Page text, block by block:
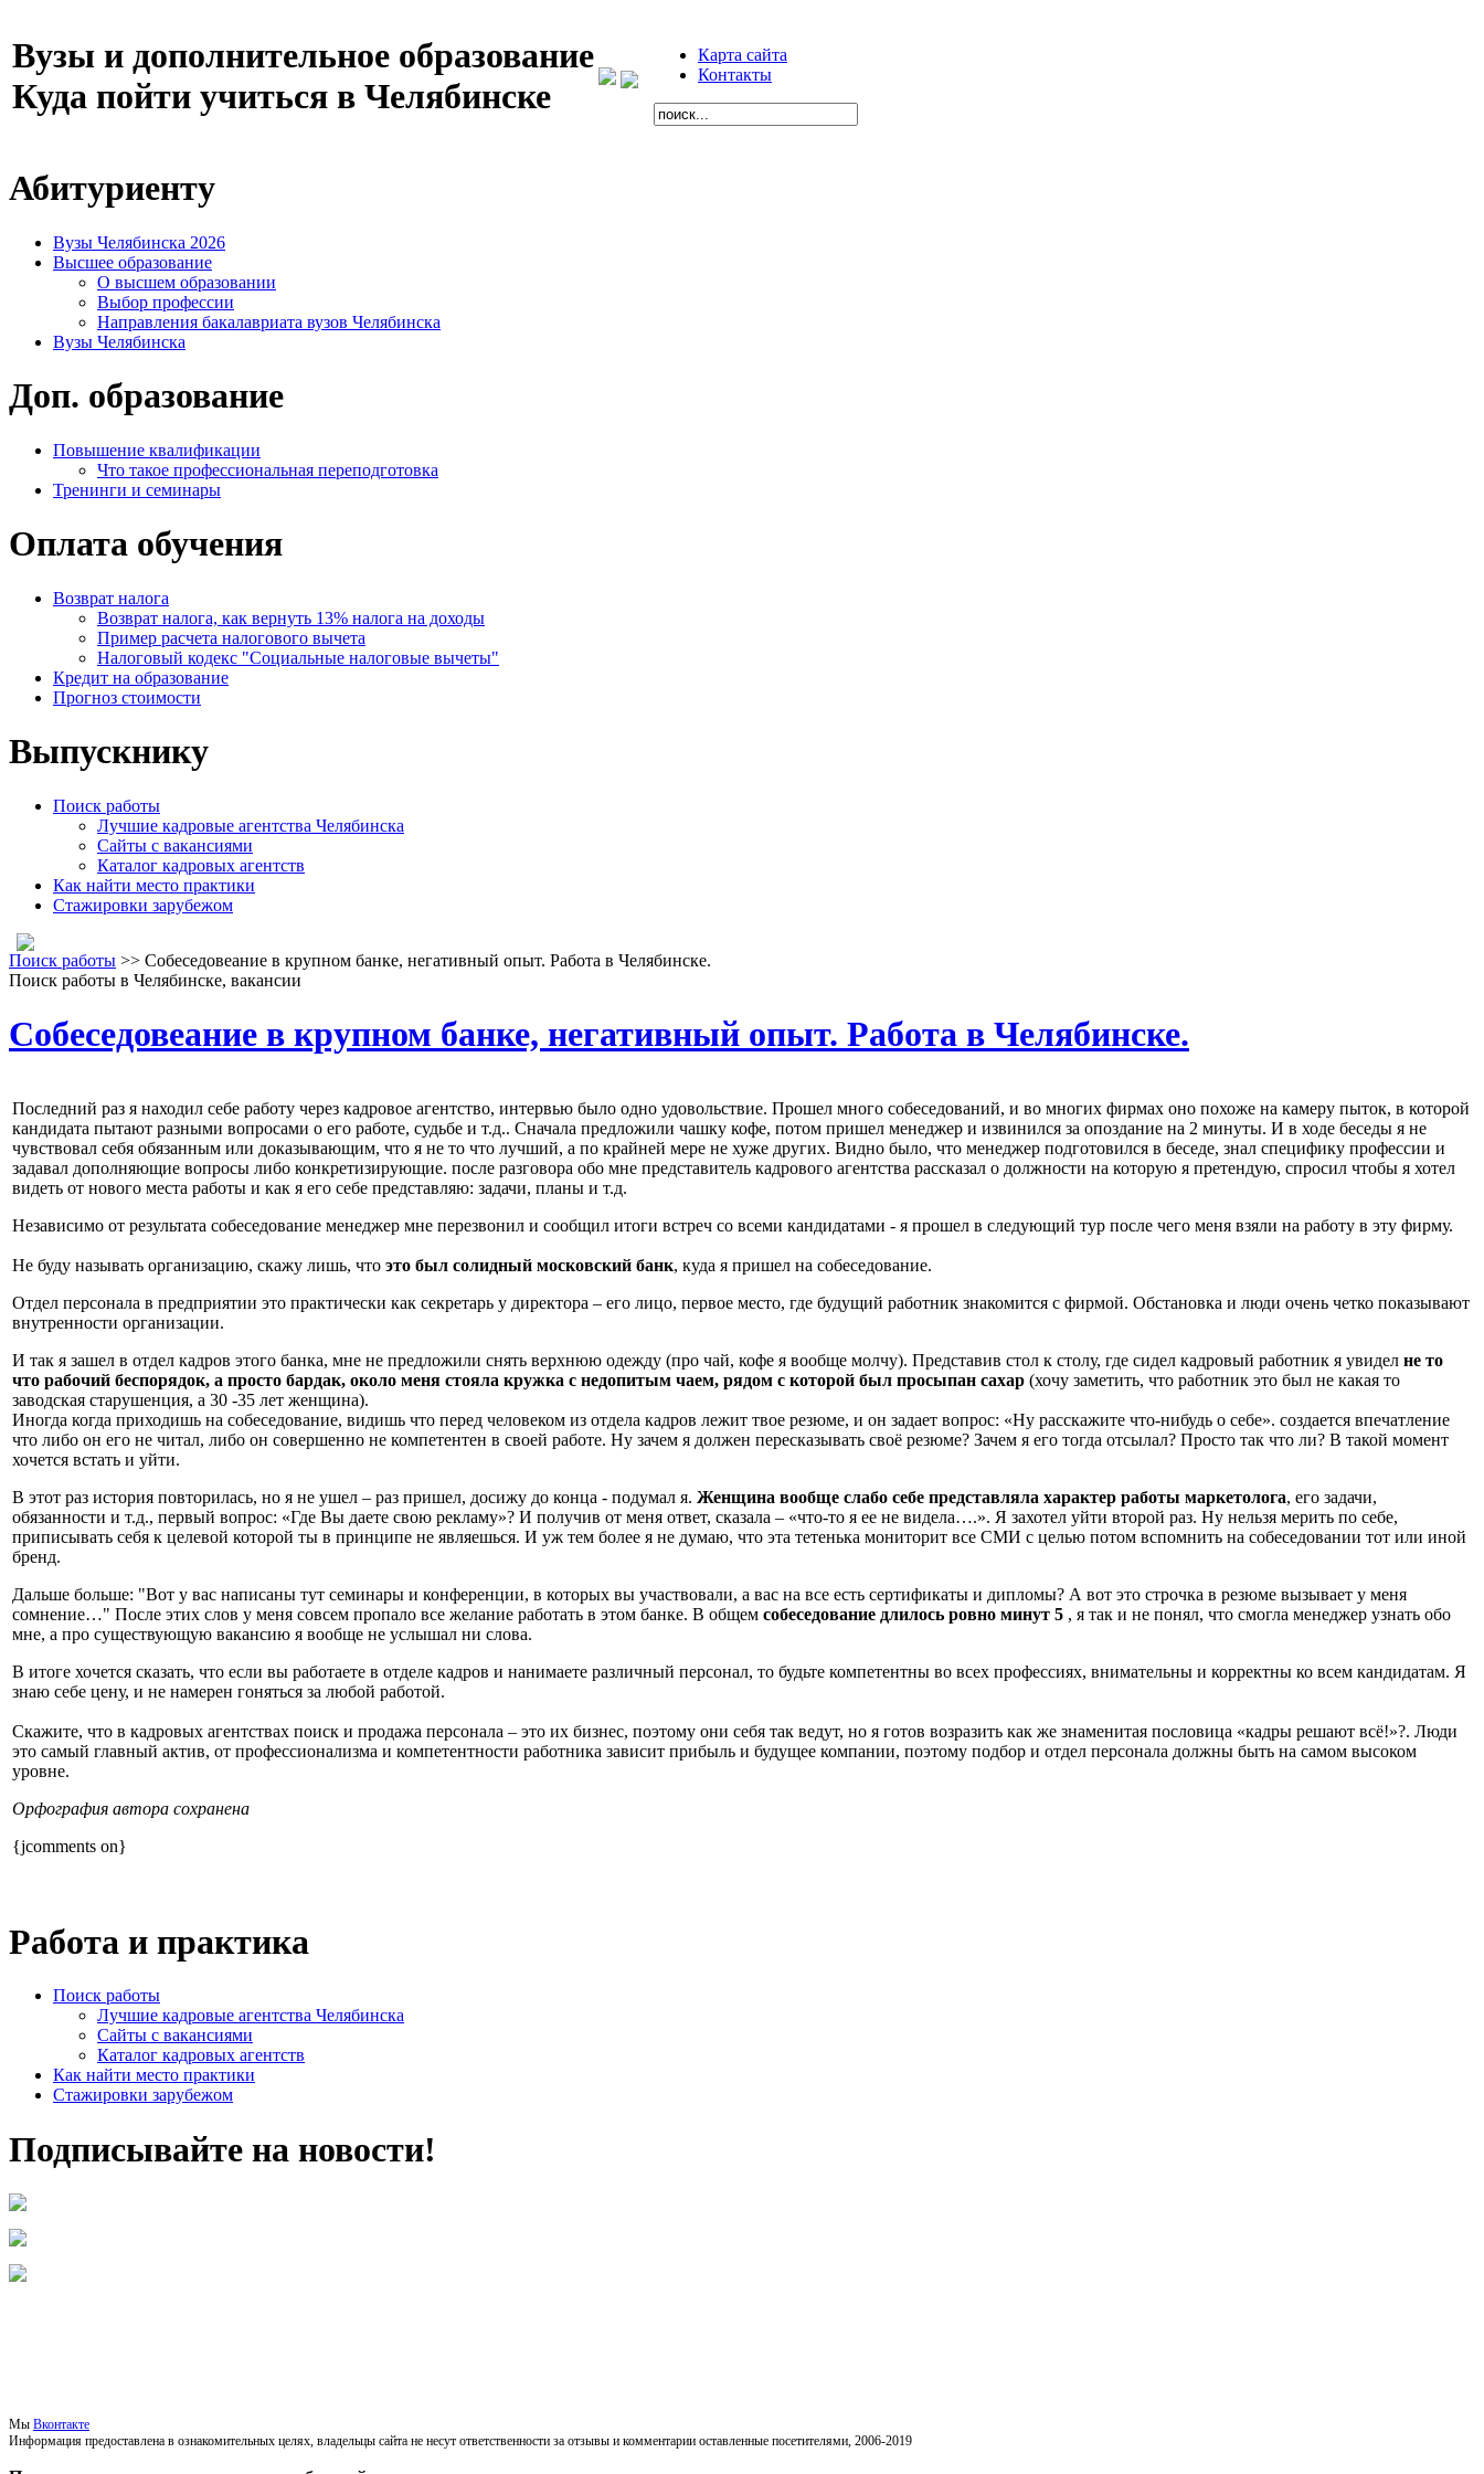
Вузы и дополнительное образование
Куда пойти учиться в Челябинске
Карта сайта
Контакты
Абитуриенту
Вузы Челябинска 2026
Высшее образование
О высшем образовании
Выбор профессии
Направления бакалавриата вузов Челябинска
Вузы Челябинска
Доп. образование
Повышение квалификации
Что такое профессиональная переподготовка
Тренинги и семинары
Оплата обучения
Возврат налога
Возврат налога, как вернуть 13% налога на доходы
Пример расчета налогового вычета
Налоговый кодекс "Социальные налоговые вычеты"
Кредит на образование
Прогноз стоимости
Выпускнику
Поиск работы
Лучшие кадровые агентства Челябинска
Сайты с вакансиями
Каталог кадровых агентств
Как найти место практики
Стажировки зарубежом
Поиск работы >> Cобеседовеание в крупном банке, негативный опыт. Работа в Челябинске.
Поиск работы в Челябинске, вакансии
Cобеседовеание в крупном банке, негативный опыт. Работа в Челябинске.
Последний раз я находил себе работу через кадровое агентство, интервью было одно удовольствие. Прошел много собеседований, и во многих фирмах оно похоже на камеру пыток, в которой
кандидата пытают разными вопросами о его работе, судьбе и т.д.. Сначала предложили чашку кофе, потом пришел менеджер и извинился за опоздание на 2 минуты. И в ходе беседы я не
чувствовал себя обязанным или доказывающим, что я не то что лучший, а по крайней мере не хуже других. Видно было, что менеджер подготовился в беседе, знал специфику профессии и
задавал дополняющие вопросы либо конкретизирующие. после разговора обо мне представитель кадрового агентства рассказал о должности на которую я претендую, спросил чтобы я хотел
видеть от нового места работы и как я его себе представляю: задачи, планы и т.д.
Независимо от результата собеседование менеджер мне перезвонил и сообщил итоги встреч со всеми кандидатами - я прошел в следующий тур после чего меня взяли на работу в эту фирму.
Не буду называть организацию, скажу лишь, что это был солидный московский банк, куда я пришел на собеседование.
Отдел персонала в предприятии это практически как секретарь у директора – его лицо, первое место, где будущий работник знакомится с фирмой. Обстановка и люди очень четко показывают
внутренности организации.
И так я зашел в отдел кадров этого банка, мне не предложили снять верхнюю одежду (про чай, кофе я вообще молчу). Представив стол к столу, где сидел кадровый работник я увидел не то
что рабочий беспорядок, а просто бардак, около меня стояла кружка с недопитым чаем, рядом с которой был просыпан сахар (хочу заметить, что работник это был не какая то
заводская старушенция, а 30 -35 лет женщина).
Иногда когда приходишь на собеседование, видишь что перед человеком из отдела кадров лежит твое резюме, и он задает вопрос: «Ну расскажите что-нибудь о себе». создается впечатление
что либо он его не читал, либо он совершенно не компетентен в своей работе. Ну зачем я должен пересказывать своё резюме? Зачем я его тогда отсылал? Просто так что ли? В такой момент
хочется встать и уйти.
В этот раз история повторилась, но я не ушел – раз пришел, досижу до конца - подумал я. Женщина вообще слабо себе представляла характер работы маркетолога, его задачи,
обязанности и т.д., первый вопрос: «Где Вы даете свою рекламу»? И получив от меня ответ, сказала – «что-то я ее не видела….». Я захотел уйти второй раз. Ну нельзя мерить по себе,
приписывать себя к целевой которой ты в принципе не являешься. И уж тем более я не думаю, что эта тетенька мониторит все СМИ с целью потом вспомнить на собеседовании тот или иной
бренд.
Дальше больше: "Вот у вас написаны тут семинары и конференции, в которых вы участвовали, а вас на все есть сертификаты и дипломы? А вот это строчка в резюме вызывает у меня
сомнение…" После этих слов у меня совсем пропало все желание работать в этом банке. В общем собеседование длилось ровно минут 5 , я так и не понял, что смогла менеджер узнать обо
мне, а про существующую вакансию я вообще не услышал ни слова.
В итоге хочется сказать, что если вы работаете в отделе кадров и нанимаете различный персонал, то будьте компетентны во всех профессиях, внимательны и корректны ко всем кандидатам. Я
знаю себе цену, и не намерен гоняться за любой работой.
Скажите, что в кадровых агентствах поиск и продажа персонала – это их бизнес, поэтому они себя так ведут, но я готов возразить как же знаменитая пословица «кадры решают всё!»?. Люди
это самый главный актив, от профессионализма и компетентности работника зависит прибыль и будущее компании, поэтому подбор и отдел персонала должны быть на самом высоком
уровне.
Орфография автора сохранена
{jcomments on}
Работа и практика
Поиск работы
Лучшие кадровые агентства Челябинска
Сайты с вакансиями
Каталог кадровых агентств
Как найти место практики
Стажировки зарубежом
Подписывайте на новости!
Мы Вконтакте
Информация предоставлена в ознакомительных целях, владельцы сайта не несут ответственности за отзывы и комментарии оставленные посетителями, 2006-2019